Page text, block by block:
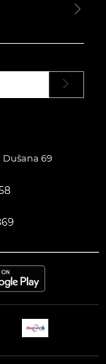
Dušana 69